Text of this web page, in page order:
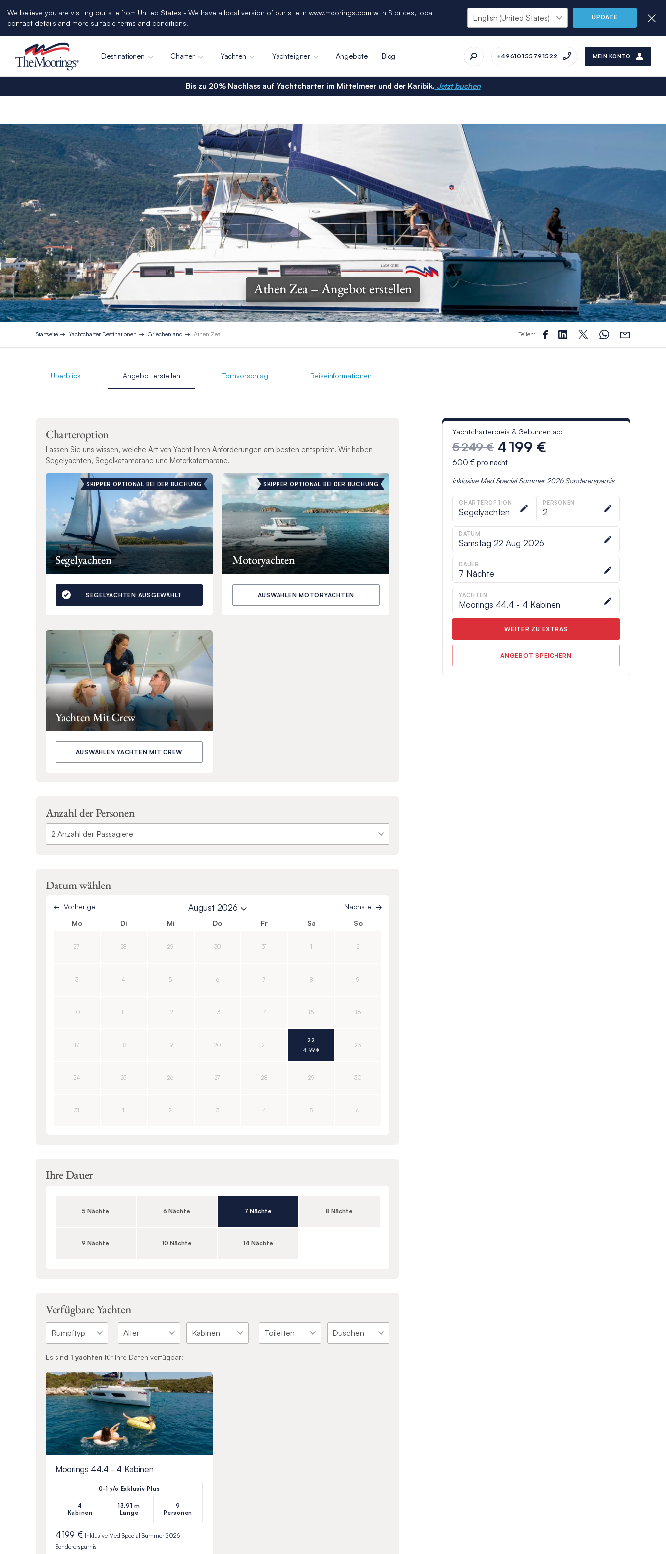
We believe you are visiting our site from United States - We have a local version of our site in www.moorings.com with $ prices, local
contact details and more suitable terms and conditions.
UPDATE
Destinationen Charter Yachten Yachteigner Angebote Blog +49610155791522 MEIN KONTO
Bis zu 20% Nachlass auf Yachtcharter im Mittelmeer und der Karibik. Jetzt buchen
Athen Zea – Angebot erstellen
Startseite Yachtcharter Destinationen Griechenland Athen Zea Teilen:
Überblick Angebot erstellen Törnvorschlag Reiseinformationen
Charteroption
Lassen Sie uns wissen, welche Art von Yacht Ihren Anforderungen am besten entspricht. Wir haben
Segelyachten, Segelkatamarane und Motorkatamarane.
SKIPPER OPTIONAL BEI DER BUCHUNG
Segelyachten
SEGELYACHTEN AUSGEWÄHLT
SKIPPER OPTIONAL BEI DER BUCHUNG
Motoryachten
AUSWÄHLEN MOTORYACHTEN
Yachten Mit Crew
AUSWÄHLEN YACHTEN MIT CREW
Anzahl der Personen
Datum wählen
Vorherige August 2026
Nächste
Mo
Di Mi Do Fr Sa So
27 28 29 30 31 1 2
3 4 5 6 7 8 9
10 11 12 13 14 15 16
17 18 19 20 21
22
4 199 €
23
24 25 26 27 28 29 30
31 1 2 3 4 5 6
Ihre Dauer
5 Nächte 6 Nächte 7 Nächte 8 Nächte
9 Nächte 10 Nächte 14 Nächte
Verfügbare Yachten
Es sind 1 yachten für Ihre Daten verfügbar:
Moorings 44.4 - 4 Kabinen
0-1 y/o Exklusiv Plus
4
Kabinen
13,91 m
Länge
9
Personen
4 199 € Inklusive Med Special Summer 2026
Sonderersparnis
Yachtcharterpreis & Gebühren ab:
5 249 € 4 199 €
600 € pro nacht
Inklusive Med Special Summer 2026Sonderersparnis
CHARTEROPTION
Segelyachten
PERSONEN
2
DATUM
Samstag 22 Aug 2026
DAUER
7 Nächte
YACHTEN
Moorings 44.4 - 4 Kabinen
WEITER ZU EXTRAS
ANGEBOT SPEICHERN